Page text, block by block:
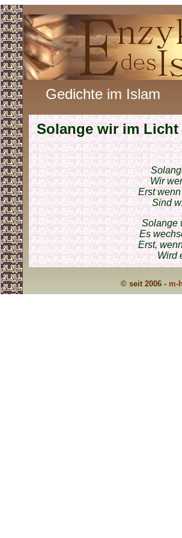
Gedichte im Islam
Solange wir im
Wir
Erst
Sind
Solange
Es
Erst,
Wird
© seit 2006 - m-